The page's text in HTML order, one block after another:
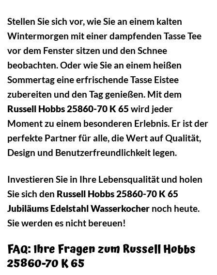
Stellen Sie sich vor, wie Sie an einem kalten
Wintermorgen mit einer dampfenden Tasse Tee
vor dem Fenster sitzen und den Schnee
beobachten. Oder wie Sie an einem heißen
Sommertag eine erfrischende Tasse Eistee
zubereiten und den Tag genießen. Mit dem
Russell Hobbs 25860-70 K 65 wird jeder
Moment zu einem besonderen Erlebnis. Er ist der
perfekte Partner für alle, die Wert auf Qualität,
Design und Benutzerfreundlichkeit legen.
Investieren Sie in Ihre Lebensqualität und holen
Sie sich den Russell Hobbs 25860-70 K 65
Jubiläums Edelstahl Wasserkocher noch heute.
Sie werden es nicht bereuen!
FAQ: Ihre Fragen zum Russell Hobbs
25860-70 K 65